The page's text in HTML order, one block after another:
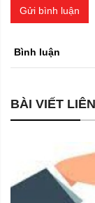
Gửi bình luận
Bình luận
BÀI VIẾT